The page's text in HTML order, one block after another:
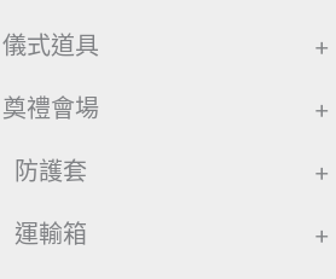
儀式道具 +
奠禮會場 +
防護套 +
運輸箱 +